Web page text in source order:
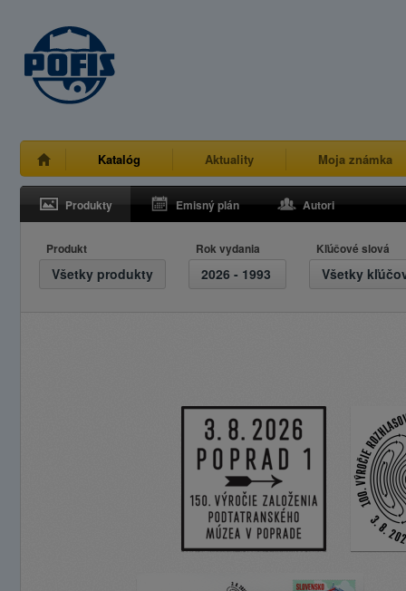
Katalóg Aktuality Moja známka
Produkty Emisný plán Autori
Produkt
Všetky produkty
Rok vydania
2026 - 1993
Kľúčové slová